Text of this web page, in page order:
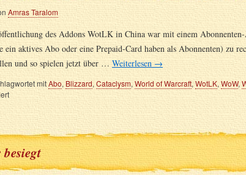
Amras Taralom
des Addons WotLK in China war mit einem
aktives Abo oder eine Prepaid-Card haben als Abonnenten) zu
und so spielen jetzt über … Weiterlesen →
mitAbo, Blizzard, Cataclysm, World of Warcraft,WotLK, WoW,